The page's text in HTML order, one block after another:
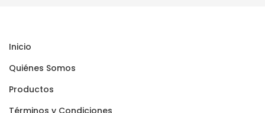
Inicio
Quiénes Somos
Productos
Términos y Condiciones